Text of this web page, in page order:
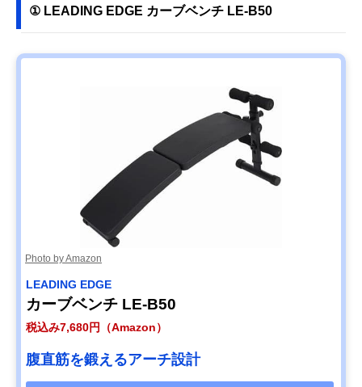
① LEADING EDGE カーブベンチ LE-B50
Photo by Amazon
LEADING EDGE
カーブベンチ LE-B50
税込み7,680円（Amazon）
腹直筋を鍛えるアーチ設計